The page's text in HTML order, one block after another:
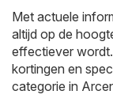
Met actuele
altijd op de
effectiever
kortingen en
categorie in